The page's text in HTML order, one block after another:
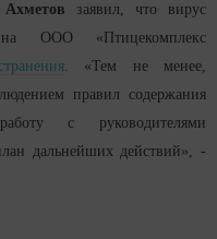
заявил, что вирус
ООО «Птицекомплекс
. «Тем не менее,
правил содержания
с руководителями
дальнейших действий», -